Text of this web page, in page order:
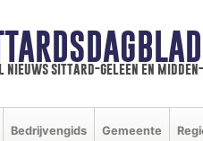
nieuws sittard-geleen en
Bedrijvengids Gemeente